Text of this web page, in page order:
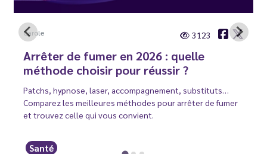
Carole 3123
Arrêter de fumer en 2026 : quelle
méthode choisir pour réussir ?
Patchs, hypnose, laser, accompagnement, substituts…
Comparez les meilleures méthodes pour arrêter de fumer
et trouvez celle qui vous convient.
Santé